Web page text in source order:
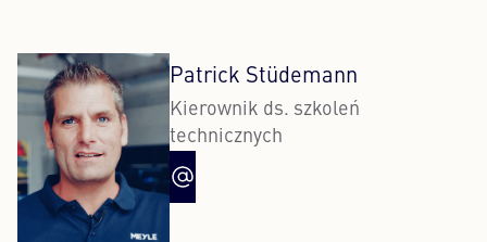
Patrick Stüdemann
Kierownik ds. szkoleń
technicznych